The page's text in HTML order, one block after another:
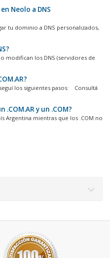
Neolo a DNS
tu dominio a DNS personalizados,
modifican los DNS (servidores de
los siguientes pasos: Consultá
y un .COM?
Argentina mientras que los .COM no